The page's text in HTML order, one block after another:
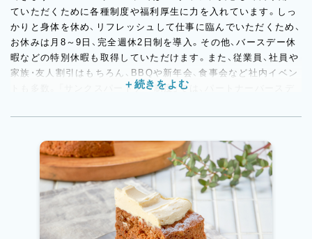
ていただくために各種制度や福利厚生に力を入れています。しっ
かりと身体を休め、リフレッシュして仕事に臨んでいただくため、
お休みは月8～9日、完全週休2日制を導入。その他、バースデー休
暇などの特別休暇も取得していただけます。また、従業員、社員や
家族・友人割引はもちろん、BBQや新年会、食事会など社内イベン
トも多数。「サンクスパートナー制度」では、パートナーバースデ
謝を伝えることができます。結婚・出産お祝い休暇と給付金、育児
も。将来を見据えた働き方を考えている方にはぴったりの環境で